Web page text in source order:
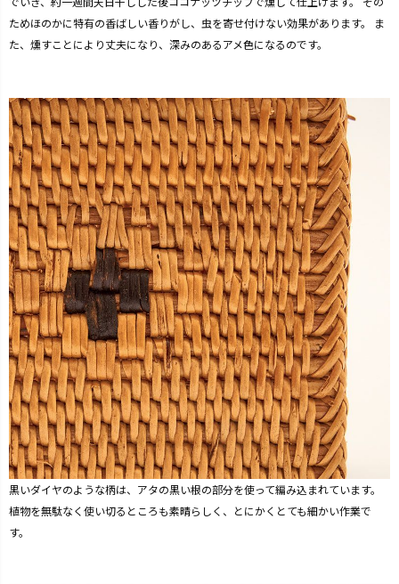
ためほのかに特有の香ばしい香りがし、虫を寄せ付けない効果があります。 ま
た、燻すことにより丈夫になり、深みのあるアメ色になるのです。
黒いダイヤのような柄は、アタの黒い根の部分を使って編み込まれています。
植物を無駄なく使い切るところも素晴らしく、とにかくとても細かい作業で
す。